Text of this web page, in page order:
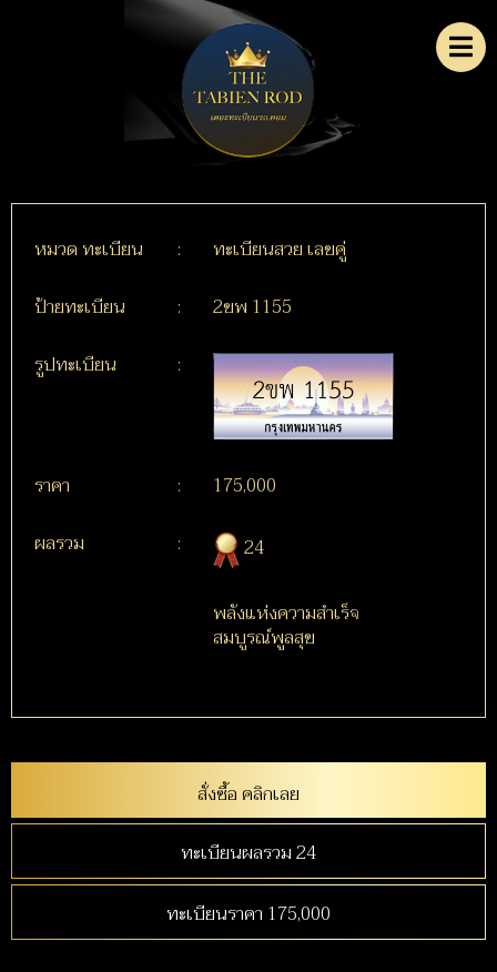
หมวด ทะเบียน :
ทะเบียนสวย เลขคู่
ป้ายทะเบียน
:
2ขพ 1155
รูปทะเบียน
:
ราคา :
175,000
ผลรวม
: 24
พลังแห่งความสำเร็จ
สมบูรณ์พูลสุข
สั่งซื้อ คลิกเลย
ทะเบียนผลรวม 24
ทะเบียนราคา 175,000